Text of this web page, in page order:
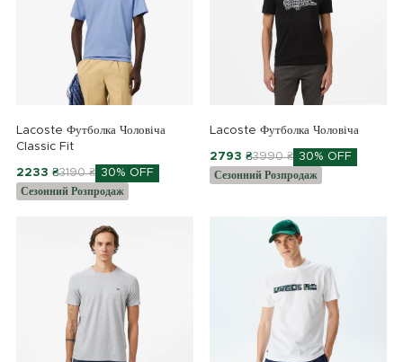
Lacoste Футболка Чоловіча
Classic Fit
2233 ₴3190 ₴ 30% OFF
Сезонний Розпродаж
Lacoste Футболка Чоловіча
2793 ₴3990 ₴ 30% OFF
Сезонний Розпродаж